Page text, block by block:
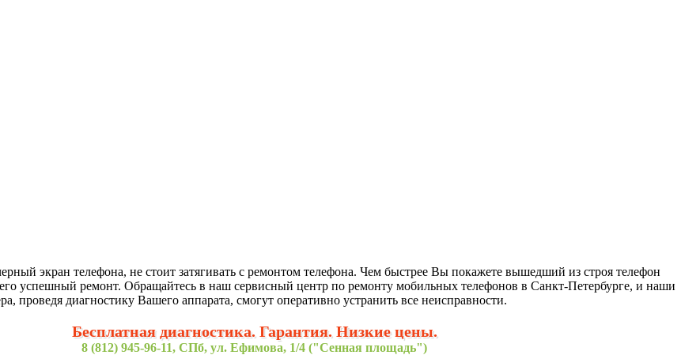
экран телефона, не стоит затягивать с ремонтом телефона. Чем быстрее Вы покажете вышедший из строя телефон
успешный ремонт. Обращайтесь в наш сервисный центр по ремонту мобильных телефонов в Санкт-Петербурге, и наши
проведя диагностику Вашего аппарата, смогут оперативно устранить все неисправности.
Бесплатная диагностика. Гарантия. Низкие цены.
8 (812) 945-96-11, СПб, ул. Ефимова, 1/4 ("Сенная площадь")